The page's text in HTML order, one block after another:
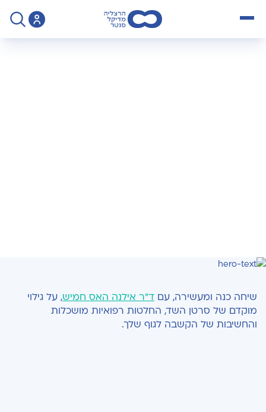
שיחה כנה ומעשירה, עם ד"ר אילנה האס חמיש, על גילוי
מוקדם של סרטן השד, החלטות רפואיות מושכלות
והחשיבות של הקשבה לגוף שלך.